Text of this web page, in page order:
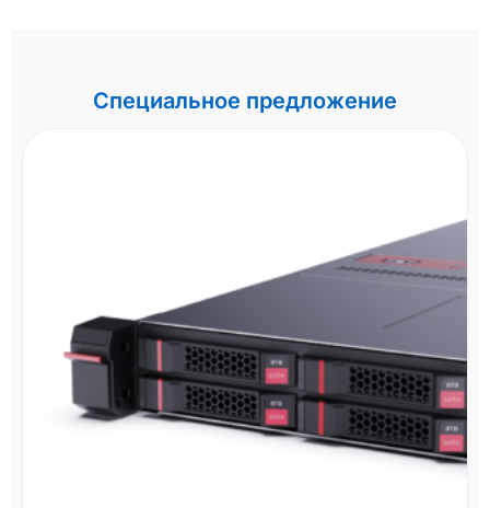
Специальное предложение